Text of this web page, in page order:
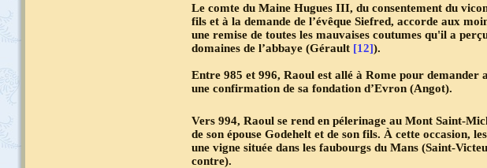
Le comte du Maine Hugues III, du consentement du
fils et à la demande de l’évêque Siefred, accorde aux
une remise de toutes les mauvaises coutumes qu'il a
domaines de l’abbaye (Gérault [12]).
Entre 985 et 996, Raoul est allé à Rome pour demander
une confirmation de sa fondation d’Evron (Angot).
Vers 994, Raoul se rend en pélerinage au Mont Saint-
de son épouse Godehelt et de son fils. À cette occasion,
une vigne située dans les faubourgs du Mans (Saint-
contre).